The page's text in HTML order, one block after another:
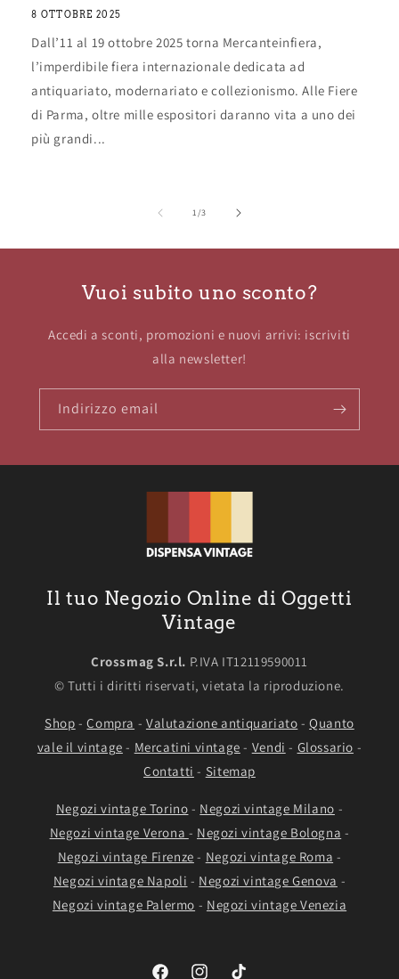
8 OTTOBRE 2025
Dall’11 al 19 ottobre 2025 torna Mercanteinfiera,
l’imperdibile fiera internazionale dedicata ad
antiquariato, modernariato e collezionismo. Alle Fiere
di Parma, oltre mille espositori daranno vita a uno dei
più grandi...
1/su
3
Vuoi subito uno sconto?
Accedi a sconti, promozioni e nuovi arrivi: iscriviti
alla newsletter!
Indirizzo email
Il tuo Negozio Online di Oggetti
Vintage
Crossmag S.r.l. P.IVA IT12119590011
© Tutti i diritti riservati, vietata la riproduzione.
Shop -Compra - Valutazione antiquariato -Quanto
vale il vintage - Mercatini vintage - Vendi - Glossario -
Contatti - Sitemap
Negozi vintage Torino - Negozi vintage Milano -
Negozi vintage Verona - Negozi vintage Bologna -
Negozi vintage Firenze - Negozi vintage Roma -
Negozi vintage Napoli - Negozi vintage Genova -
Negozi vintage Palermo - Negozi vintage Venezia